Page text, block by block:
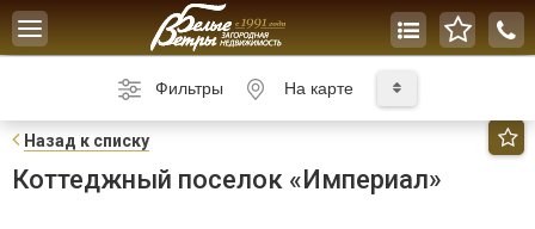
Toggle
navigation
Фильтры На карте
Назад к списку
Коттеджный поселок «Империал»